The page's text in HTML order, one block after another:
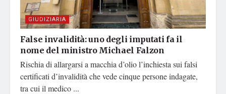
GIUDIZIARIA
False invalidità: uno degli imputati fa il
nome del ministro Michael Falzon
Rischia di allargarsi a macchia d’olio l’inchiesta sui falsi
certificati d’invalidità che vede cinque persone indagate,
tra cui il medico ...